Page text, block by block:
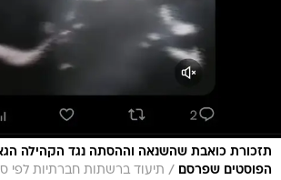
תזכורת כואבת שהשנאה וההסתה נגד הקהילה
הפוסטים שפרסם
/